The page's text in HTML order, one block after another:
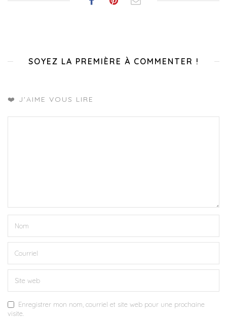
SOYEZ LA PREMIÈRE À COMMENTER !
❤️ J'AIME VOUS LIRE
Enregistrer mon nom, courriel et site web pour une prochaine
visite.